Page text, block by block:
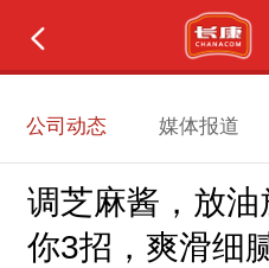
公司动态 媒体报道
调芝麻酱，放
你3招，爽滑细